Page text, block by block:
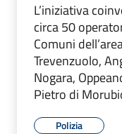
L’iniziativa
circa 50
Comuni
Trevenzuolo,
Nogara,
Pietro di
Polizia